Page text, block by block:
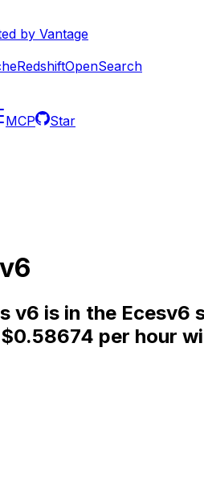
by Vantage
RedshiftOpenSearch
MCP
Star
v6 is in the
per hour